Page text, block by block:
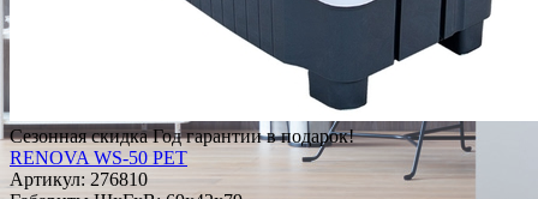
Сезонная скидкаГод гарантии в подарок!
RENOVA WS-50 PET
Артикул: 276810